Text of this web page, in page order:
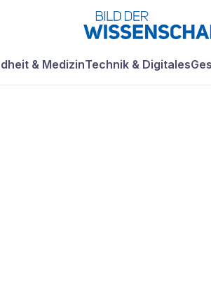
& MedizinTechnik & Digitales